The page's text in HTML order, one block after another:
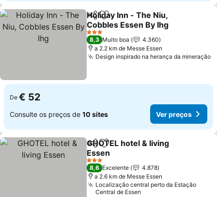
PartilharAdicionar aos favoritos
Holiday Inn - The Niu,
Cobbles Essen By Ihg
Ver preços
3 Estrelas
8,3 Muito boa
4.360
a 2.2 km de Messe Essen
Design inspirado na herança da mineração
De € 52
Consulte os preços de 10 sites Ver preços
PartilharAdicionar aos favoritos
GHOTEL hotel & living
Essen
Ver preços
3 Estrelas
8,6 Excelente
4.878
a 2.6 km de Messe Essen
Localização central perto da Estação
Central de Essen